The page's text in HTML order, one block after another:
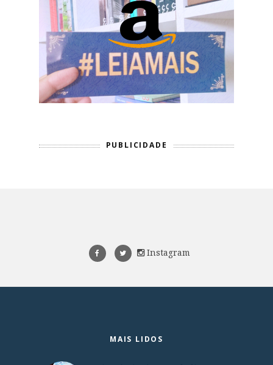
PUBLICIDADE
Instagram
MAIS LIDOS